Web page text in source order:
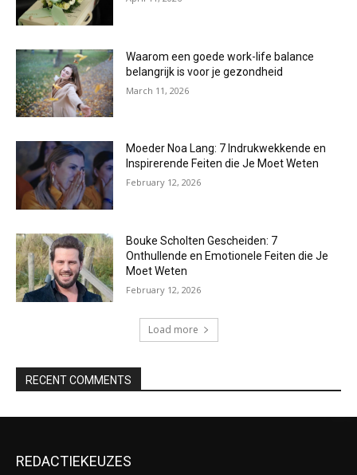
Waarom een goede work-life balance
belangrijk is voor je gezondheid
March 11, 2026
Moeder Noa Lang: 7 Indrukwekkende en
Inspirerende Feiten die Je Moet Weten
February 12, 2026
Bouke Scholten Gescheiden: 7
Onthullende en Emotionele Feiten die Je
Moet Weten
February 12, 2026
Load more
RECENT COMMENTS
REDACTIEKEUZES